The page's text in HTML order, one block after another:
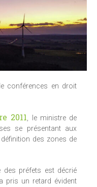
conférences en droit
2011
, le ministre de
se présentant aux
des zones de
des préfets est décrié
pris un retard évident